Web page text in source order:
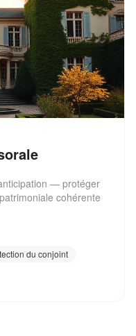
— protéger
cohérente
du conjoint